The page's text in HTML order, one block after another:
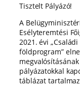
Tisztelt Pályázó!
A
Esélyteremtési
2021. évi
földprogram”
pályázatokkal
táblázat